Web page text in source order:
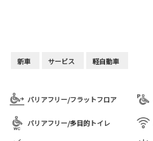
新車 サービス 軽自動車
バリアフリー/フラットフロア
バリアフリー/多目的トイレ